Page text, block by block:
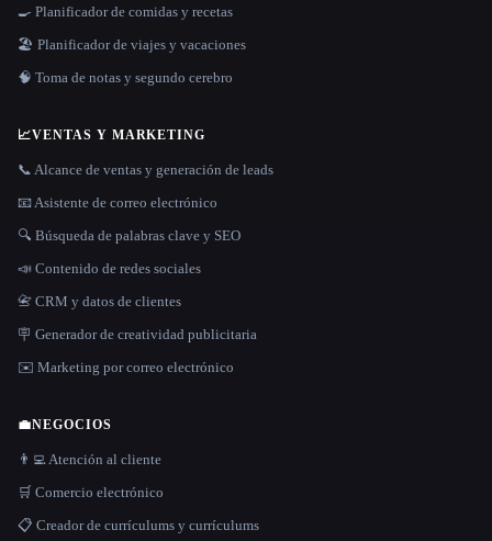
🍳 Planificador de comidas y recetas
🏖 Planificador de viajes y vacaciones
🧠 Toma de notas y segundo cerebro
📈VENTAS Y MARKETING
📞 Alcance de ventas y generación de leads
📧 Asistente de correo electrónico
🔍 Búsqueda de palabras clave y SEO
📣 Contenido de redes sociales
📇 CRM y datos de clientes
🪧 Generador de creatividad publicitaria
✉️ Marketing por correo electrónico
💼NEGOCIOS
👨‍💻 Atención al cliente
🛒 Comercio electrónico
📋 Creador de currículums y currículums